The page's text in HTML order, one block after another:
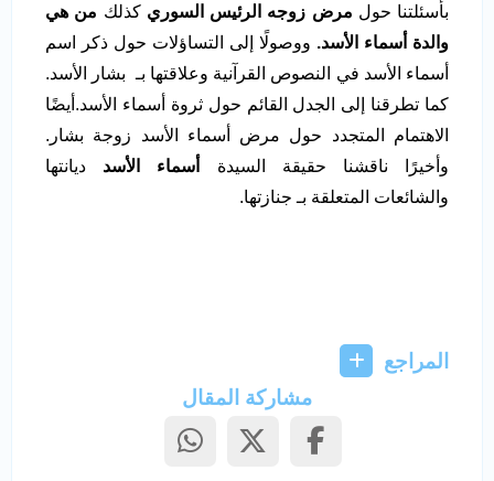
بأسئلتنا حول مرض زوجه الرئيس السوري كذلك من هي
والدة أسماء الأسد. ووصولًا إلى التساؤلات حول ذكر اسم
أسماء الأسد في النصوص القرآنية وعلاقتها بـ بشار الأسد.
كما تطرقنا إلى الجدل القائم حول ثروة أسماء الأسد.أيضًا
الاهتمام المتجدد حول مرض أسماء الأسد زوجة بشار.
وأخيرًا ناقشنا حقيقة السيدة
أسماء الأسد ديانتها
والشائعات المتعلقة بـ جنازتها.
المراجع
مشاركة المقال